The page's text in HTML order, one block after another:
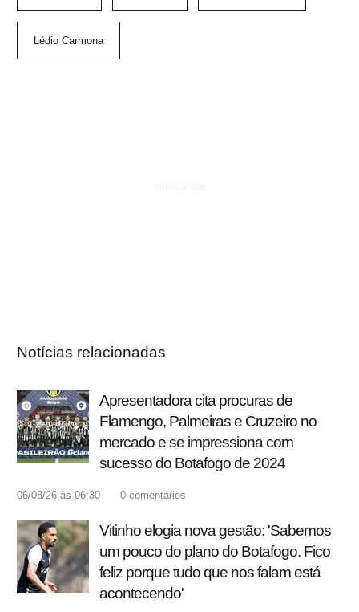
Lédio Carmona
Notícias relacionadas
Apresentadora cita procuras de
Flamengo, Palmeiras e Cruzeiro no
mercado e se impressiona com
sucesso do Botafogo de 2024
06/08/26 às 06:30 0 comentários
Vitinho elogia nova gestão: 'Sabemos
um pouco do plano do Botafogo. Fico
feliz porque tudo que nos falam está
acontecendo'